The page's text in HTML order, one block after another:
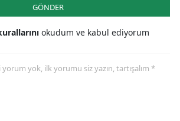
GÖNDER
okudum ve kabul ediyorum
yok, ilk yorumu siz yazın, tartışalım *